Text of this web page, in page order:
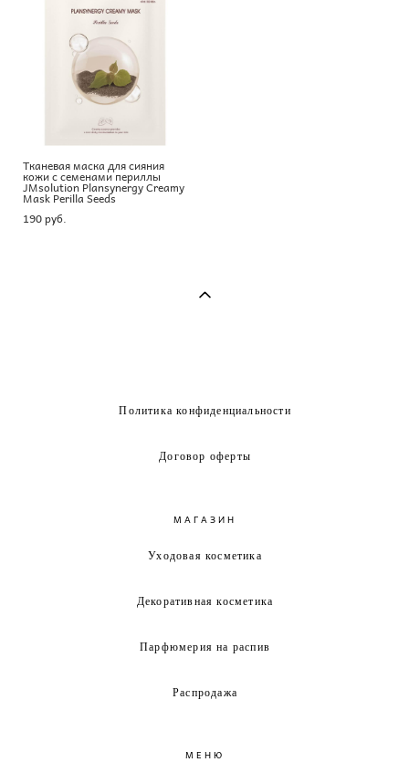
Тканевая маска для сияния
кожи с семенами периллы
JMsolution Plansynergy Creamy
Mask Perilla Seeds
190 pуб.
Политика конфиденциальности
Договор оферты
МАГАЗИН
Уходовая косметика
Декоративная косметика
Парфюмерия на распив
Распродажа
МЕНЮ